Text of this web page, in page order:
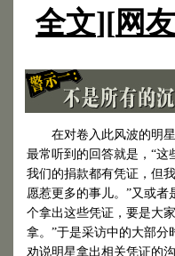
全文][网
在对卷入此风波的明星
最常听到的回答就是，“这
我们的捐款都有凭证，但
愿惹更多的事儿。”又或者
个拿出这些凭证，要是大
拿。”于是采访中的大部分
劝说明星拿出相关凭证的